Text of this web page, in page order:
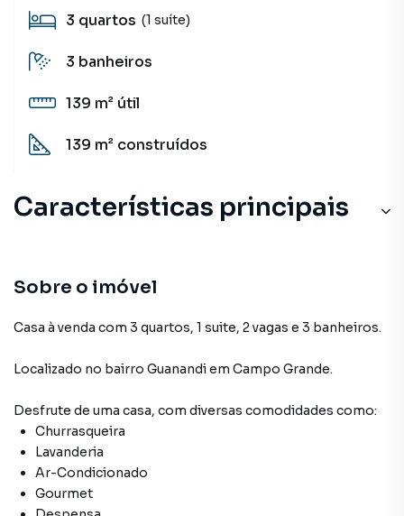
3 quartos (1 suíte)
3 banheiros
139 m² útil
139 m² construídos
Características principais
Sobre o imóvel
Casa à venda com 3 quartos, 1 suite, 2 vagas e 3 banheiros.
Localizado no bairro Guanandiem Campo Grande.
Desfrute de uma casa, com diversas comodidades como:
Churrasqueira
Lavanderia
Ar-Condicionado
Gourmet